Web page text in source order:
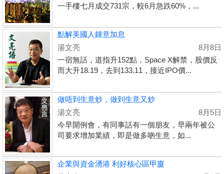
一手樓七月成交731宗，較6月急跌60%，...
點解美國人鍾意加息
湯文亮
8月8日
一宿無話，道指升152點，Space X解禁，股價反
而大升18.19，去到133.11，接近IPO價...
做唔到生意炒，做到生意又炒
湯文亮
8月5日
今早開例會，有同事話有一個朋友，早兩年被公
司要求增加業績，即是做多啲生意，如...
企業與資金湧港 利好核心區甲廈